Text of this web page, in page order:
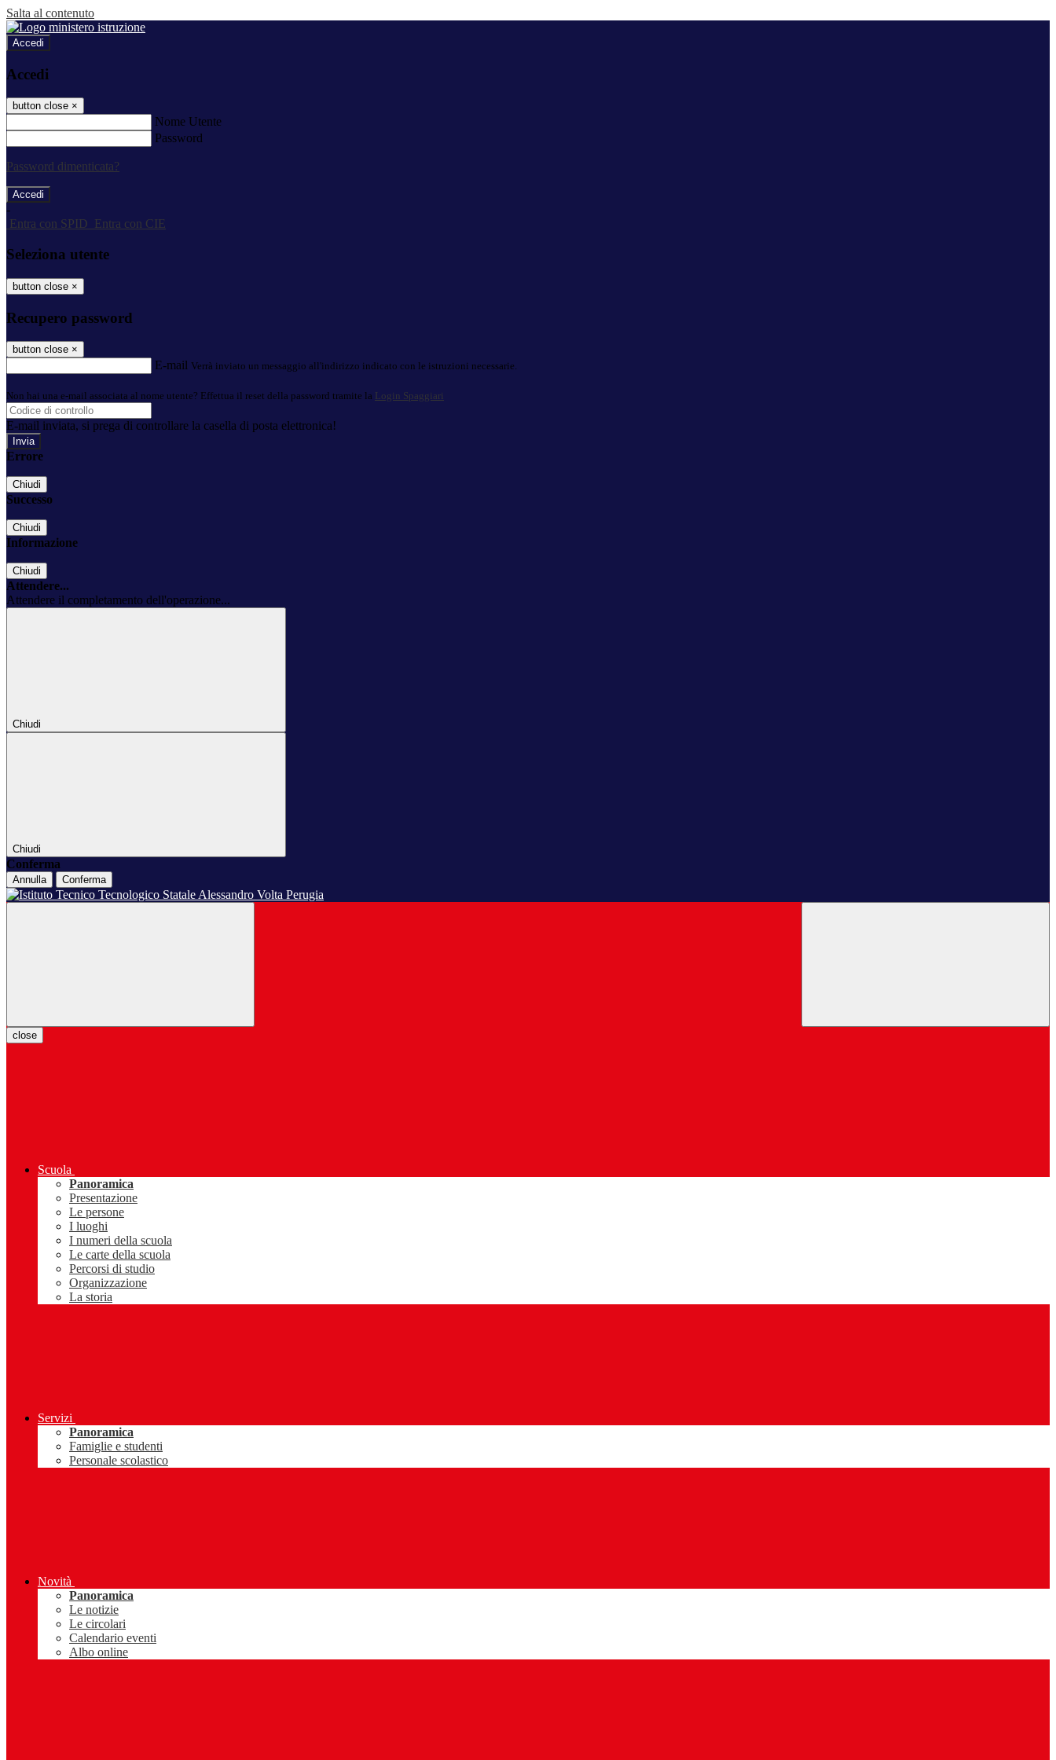
Salta al contenuto
Accedi
Accedi
button close ×
Nome Utente
Password
Password dimenticata?
-
Entra con SPID
Entra con CIE
Seleziona utente
button close ×
Recupero password
button close ×
E-mail Verrà inviato un messaggio all'indirizzo indicato con le istruzioni necessarie.
Non hai una e-mail associata al nome utente? Effettua il reset della password tramite la Login Spaggiari
E-mail inviata, si prega di controllare la casella di posta elettronica!
Errore
Chiudi
Successo
Chiudi
Informazione
Chiudi
Attendere...
Attendere il completamento dell'operazione...
Chiudi
Chiudi
Conferma
Annulla Conferma
close
Scuola
Panoramica
Presentazione
Le persone
I luoghi
I numeri della scuola
Le carte della scuola
Percorsi di studio
Organizzazione
La storia
Servizi
Panoramica
Famiglie e studenti
Personale scolastico
Novità
Panoramica
Le notizie
Le circolari
Calendario eventi
Albo online